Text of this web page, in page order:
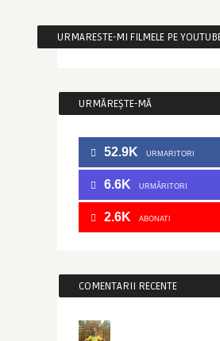
URMARESTE-MI FILMELE PE
URMĂREȘTE-MĂ
52.9K URMARITORI
6.6K URMĂRITORI
2.6K ABONATI
COMENTARII RECENTE